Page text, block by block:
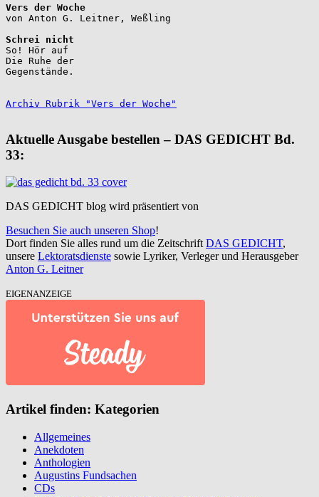
Vers der Woche
Schrei nicht
So! Hör auf
Die Ruhe der
Gegenstände.
Archiv Rubrik "Vers der Woche"
Aktuelle Ausgabe bestellen – DAS GEDICHT Bd.
33:
DAS GEDICHT blog wird präsentiert von
Besuchen Sie auch unseren Shop!
Dort finden Sie alles rund um die Zeitschrift DAS GEDICHT,
unsere Lektoratsdienste sowie Lyriker, Verleger und Herausgeber
Anton G. Leitner
EIGENANZEIGE
Artikel finden: Kategorien
Allgemeines
Anekdoten
Anthologien
Augustins Fundsachen
CDs